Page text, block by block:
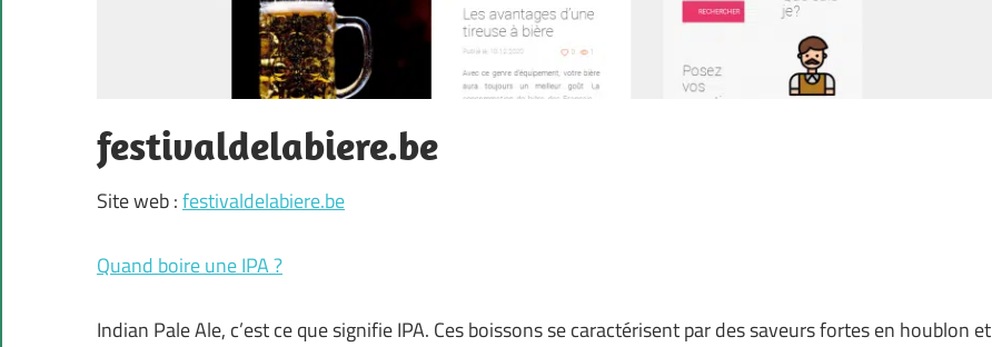
festivaldelabiere.be
Site web :festivaldelabiere.be
Quand boire une IPA ?
Indian Pale Ale, c’est ce que signifie IPA. Ces boissons se caractérisent par des saveurs fortes en houblon et